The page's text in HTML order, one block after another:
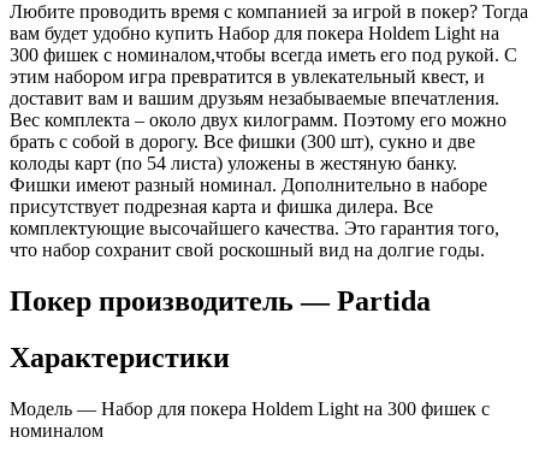
Любите проводить время с компанией за игрой в покер? Тогда
вам будет удобно купить Набор для покера Holdem Light на
300 фишек с номиналом,чтобы всегда иметь его под рукой. С
этим набором игра превратится в увлекательный квест, и
доставит вам и вашим друзьям незабываемые впечатления.
Вес комплекта – около двух килограмм. Поэтому его можно
брать с собой в дорогу. Все фишки (300 шт), сукно и две
колоды карт (по 54 листа) уложены в жестяную банку.
Фишки имеют разный номинал. Дополнительно в наборе
присутствует подрезная карта и фишка дилера. Все
комплектующие высочайшего качества. Это гарантия того,
что набор сохранит свой роскошный вид на долгие годы.
Покер производитель — Partida
Характеристики
Модель — Набор для покера Holdem Light на 300 фишек с
номиналом